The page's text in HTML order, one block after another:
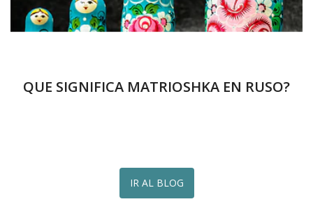
QUE SIGNIFICA MATRIOSHKA EN RUSO?
IR AL BLOG